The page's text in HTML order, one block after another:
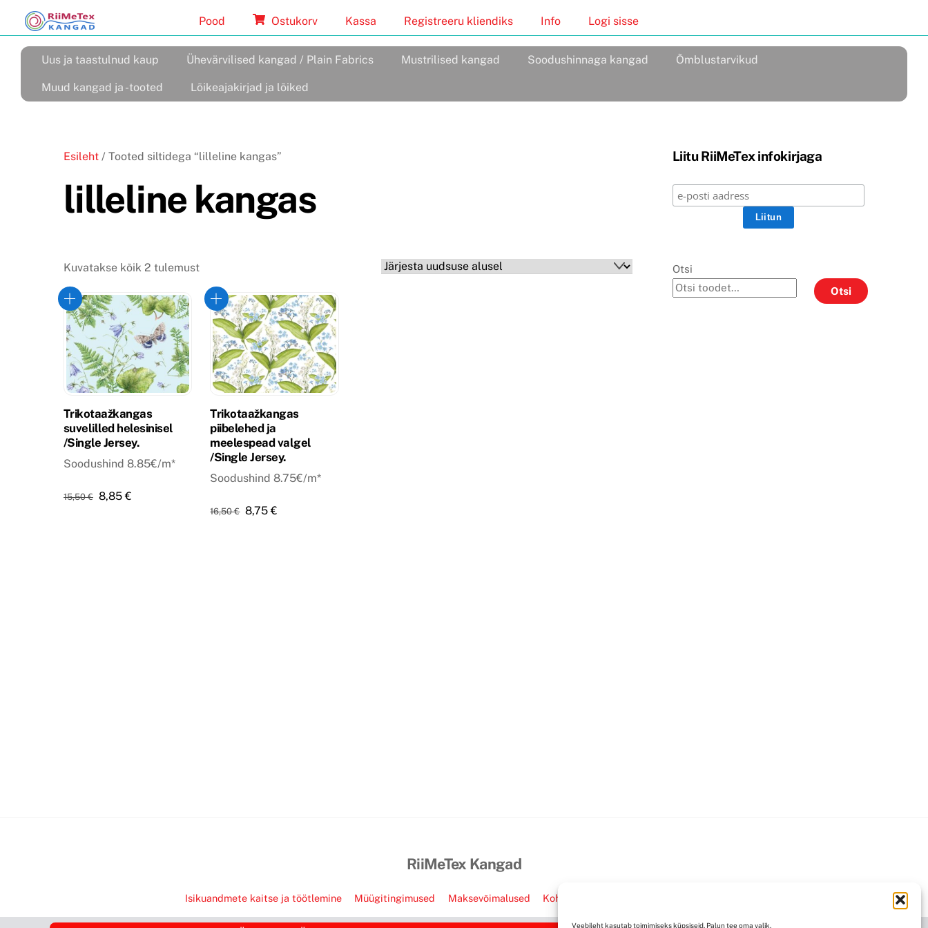
Veebileht kasutab toimimiseks küpsiseid. Palun tee oma valik.
content
Pood Ostukorv Kassa Registreeru kliendiks Info Logi sisse
Uus ja taastulnud kaup Ühevärvilised kangad / Plain Fabrics Mustrilised kangad Soodushinnaga kangad Õmblustarvikud
Muud kangad ja -tooted Lõikeajakirjad ja lõiked
Esileht / Tooted siltidega “lilleline kangas”
lilleline kangas
Kuvatakse kõik 2 tulemustSorditud
uusimate
järgi
Trikotaažkangas
suvelilled helesinisel
/Single Jersey.
Soodushind 8.85€/m*
15,50€ Algne
8,85€Praegune
Trikotaažkangas
piibelehed ja
meelespead valgel
/Single Jersey.
Soodushind 8.75€/m*
16,50€ Algne
8,75€
Liitu RiiMeTex infokirjaga
Otsi
Otsi
RiiMeTex Kangad
Isikuandmete kaitse ja töötlemine Müügitingimused Maksevõimalused Kohaletoimetamine/Saatekulu
Copyright Regno Grupp OÜ